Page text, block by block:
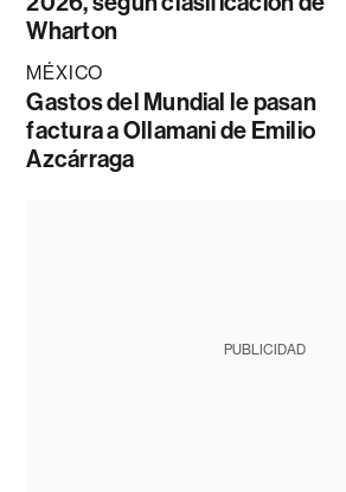
Wharton
MÉXICO
Gastos del Mundial le pasan
factura a Ollamani de Emilio
Azcárraga
PUBLICIDAD